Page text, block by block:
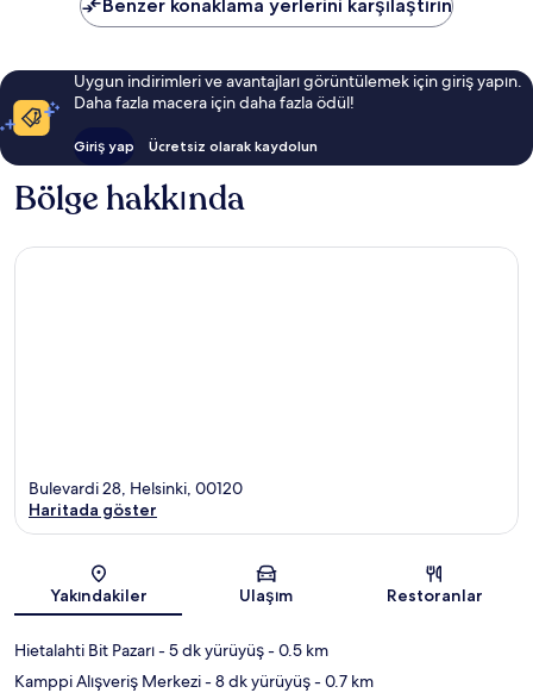
Benzer konaklama yerlerini karşılaştırın
Uygun indirimleri ve avantajları görüntülemek için giriş yapın.
Daha fazla macera için daha fazla ödül!
Giriş yap Ücretsiz olarak kaydolun
Bölge hakkında
Harita
Bulevardi 28, Helsinki, 00120
Haritada göster
Yakındakiler Ulaşım Restoranlar
Hietalahti Bit Pazarı- 5 dk yürüyüş- 0.5 km
Kamppi Alışveriş Merkezi- 8 dk yürüyüş- 0.7 km